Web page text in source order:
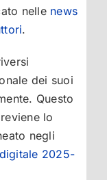
nelle news
.
dei suoi
Questo
lo
negli
2025-